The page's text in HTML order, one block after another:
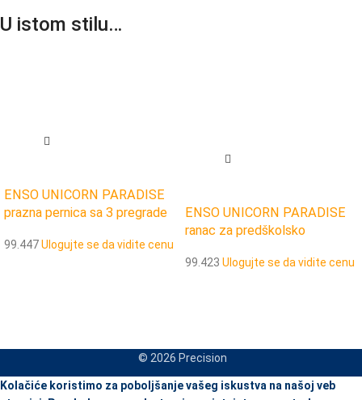
U istom stilu…
ENSO UNICORN PARADISE
prazna pernica sa 3 pregrade
99.447Ulogujte se da vidite cenu
ENSO UNICORN PARADISE
ranac za predškolsko
99.423 Ulogujte se da vidite cenu
© 2026 Precision
When autocomplete results are available use up and down arrows
Kolačiće koristimo za poboljšanje vašeg iskustva na našoj veb